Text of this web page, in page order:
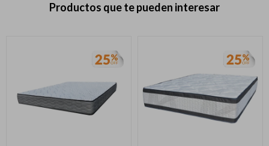
Productos que te pueden interesar